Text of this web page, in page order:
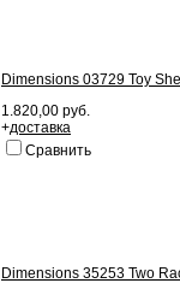
Dimensions 03729 Toy
1.820,00 руб.
+доставка
Сравнить
Dimensions 35253 Two